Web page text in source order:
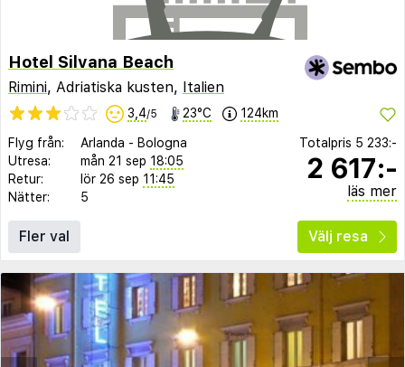
Hotel Silvana Beach
Rimini, Adriatiska kusten, Italien
3,4/5 23°C 124km
Flyg från: Arlanda - Bologna
Utresa:
mån 21 sep 18:05
Retur:
lör 26 sep 11:45
Nätter:
5
Totalpris 5 233:-
2 617:-
läs mer
Fler val Välj resa